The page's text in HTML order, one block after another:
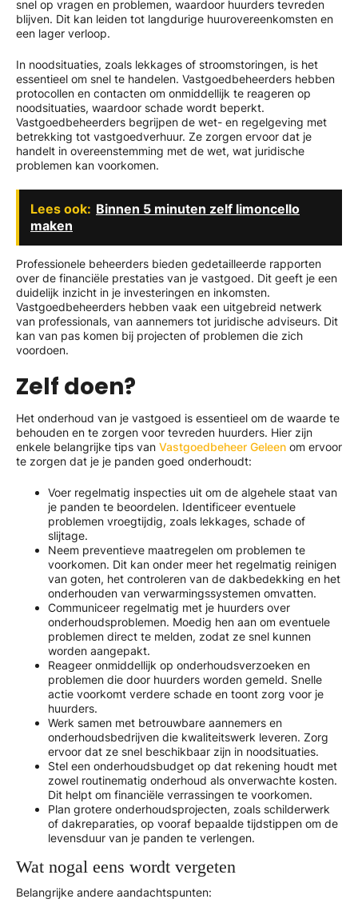
snel op vragen en problemen, waardoor huurders tevreden
blijven. Dit kan leiden tot langdurige huurovereenkomsten en
een lager verloop.
In noodsituaties, zoals lekkages of stroomstoringen, is het
essentieel om snel te handelen. Vastgoedbeheerders hebben
protocollen en contacten om onmiddellijk te reageren op
noodsituaties, waardoor schade wordt beperkt.
Vastgoedbeheerders begrijpen de wet- en regelgeving met
betrekking tot vastgoedverhuur. Ze zorgen ervoor dat je
handelt in overeenstemming met de wet, wat juridische
problemen kan voorkomen.
Lees ook: Binnen 5 minuten zelf limoncello
maken
Professionele beheerders bieden gedetailleerde rapporten
over de financiële prestaties van je vastgoed. Dit geeft je een
duidelijk inzicht in je investeringen en inkomsten.
Vastgoedbeheerders hebben vaak een uitgebreid netwerk
van professionals, van aannemers tot juridische adviseurs. Dit
kan van pas komen bij projecten of problemen die zich
voordoen.
Zelf doen?
Het onderhoud van je vastgoed is essentieel om de waarde te
behouden en te zorgen voor tevreden huurders. Hier zijn
enkele belangrijke tips van Vastgoedbeheer Geleen om ervoor
te zorgen dat je je panden goed onderhoudt:
Voer regelmatig inspecties uit om de algehele staat van
je panden te beoordelen. Identificeer eventuele
problemen vroegtijdig, zoals lekkages, schade of
slijtage.
Neem preventieve maatregelen om problemen te
voorkomen. Dit kan onder meer het regelmatig reinigen
van goten, het controleren van de dakbedekking en het
onderhouden van verwarmingssystemen omvatten.
Communiceer regelmatig met je huurders over
onderhoudsproblemen. Moedig hen aan om eventuele
problemen direct te melden, zodat ze snel kunnen
worden aangepakt.
Reageer onmiddellijk op onderhoudsverzoeken en
problemen die door huurders worden gemeld. Snelle
actie voorkomt verdere schade en toont zorg voor je
huurders.
Werk samen met betrouwbare aannemers en
onderhoudsbedrijven die kwaliteitswerk leveren. Zorg
ervoor dat ze snel beschikbaar zijn in noodsituaties.
Stel een onderhoudsbudget op dat rekening houdt met
zowel routinematig onderhoud als onverwachte kosten.
Dit helpt om financiële verrassingen te voorkomen.
Plan grotere onderhoudsprojecten, zoals schilderwerk
of dakreparaties, op vooraf bepaalde tijdstippen om de
levensduur van je panden te verlengen.
Wat nogal eens wordt vergeten
Belangrijke andere aandachtspunten: